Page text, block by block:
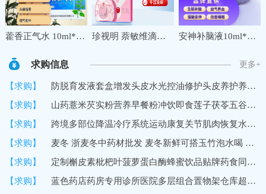
藿香正气水 10ml*10支夏季防暑降温药品套装公司工地三伏天学生军训防中暑降温大礼包套餐 珍视明 萘敏维滴眼液 10ml 缓解眼睛疲劳 红血丝结膜充血眼睛发痒 眼干眼涩眼药水 1盒 安神补脑液10ml*10支 生精补髓 益气养血 强脑安神 头晕乏力 健忘失眠助眠 OTC 疗效险 老字号
求购信息 更多+
【求购】
防脱育发液套盒增发头皮水光控油修护头皮养护养发馆生发液育发液
【求购】
山药薏米芡实粉营养早餐粉冲饮即食莲子茯苓五谷代餐粉
【求购】
跨境多部位降温冷疗系统运动康复关节肌肉恢复水循环冷敷机冷疗垫
【求购】
麦冬 浙麦冬中药材批发 麦冬新鲜可搭玉竹泡水喝 黄芪党参
【求购】
定制槲皮素枇杷叶菠萝蛋白酶蜂蜜饮品贴牌药食同源口服饮品加工厂
【求购】
蓝色药店药房专用诊所医院多层组合置物架仓库超市货架商用展示架